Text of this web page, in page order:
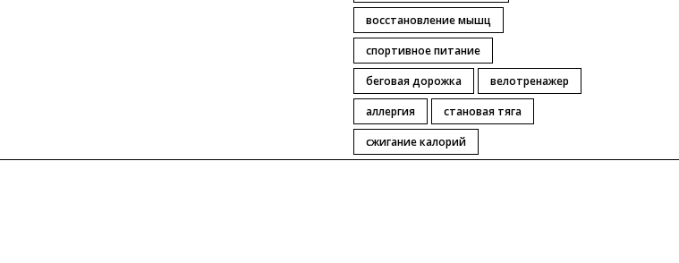
восстановление мышц
спортивное питание
беговая дорожка
велотренажер
аллергия
становая тяга
сжигание калорий